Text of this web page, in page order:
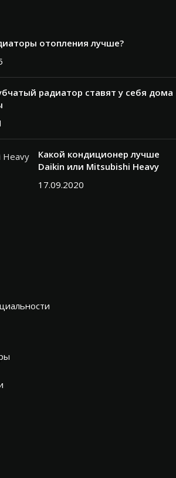
отопления лучше?
радиатор ставят у себя дома
Какой кондиционер лучше
Daikin или Mitsubishi Heavy
17.09.2020